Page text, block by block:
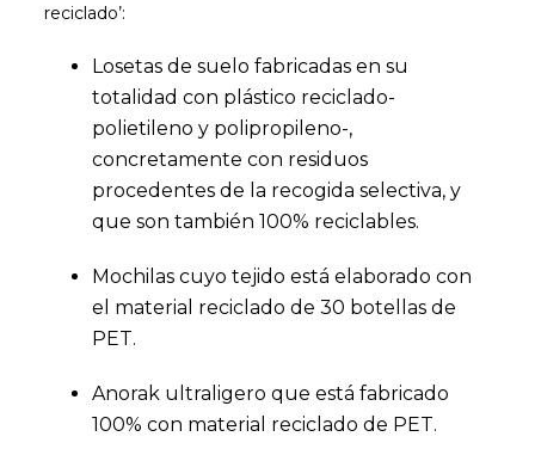
reciclado’:
Losetas de suelo fabricadas en su
totalidad con plástico reciclado-
polietileno y polipropileno-,
concretamente con residuos
procedentes de la recogida selectiva, y
que son también 100% reciclables.
Mochilas cuyo tejido está elaborado con
el material reciclado de 30 botellas de
PET.
Anorak ultraligero que está fabricado
100% con material reciclado de PET.